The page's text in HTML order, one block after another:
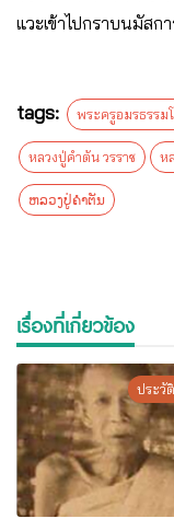
แวะเข้าไปกราบนมัส
tags: พระครูอมรธรรม
หลวงปู่คำตัน วรราช ห
ຫລວງປູ່ຄຳຕັນ
เรื่องที่เกี่ยวข้อง
ประวั